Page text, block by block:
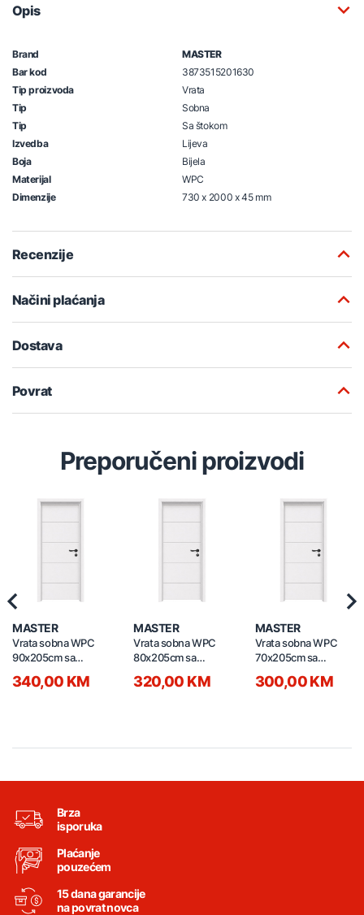
Opis
Brand
MASTER
Bar kod
3873515201630
Tip proizvoda
Vrata
Tip
Sobna
Tip
Sa štokom
Izvedba
Lijeva
Boja
Bijela
Materijal
WPC
Dimenzije
730 x 2000 x 45 mm
Recenzije
Načini plaćanja
Dostava
Povrat
Preporučeni proizvodi
MASTER
Vrata sobna WPC
90x205cm sa
bravom lijeva
340,00 KM
MASTER
Vrata sobna WPC
80x205cm sa
bravom lijeva
320,00 KM
MASTER
Vrata sobna WPC
70x205cm sa
bravom lijeva
300,00 KM
Brza
isporuka
Plaćanje
pouzećem
15 dana garancije
na povrat novca